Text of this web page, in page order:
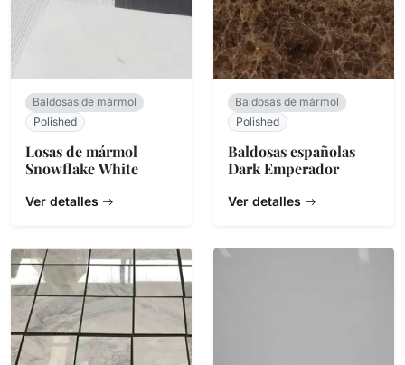
Baldosas de mármol
Polished
Losas de mármol
Snowflake White
Ver detalles
Baldosas de mármol
Polished
Baldosas españolas
Dark Emperador
Ver detalles